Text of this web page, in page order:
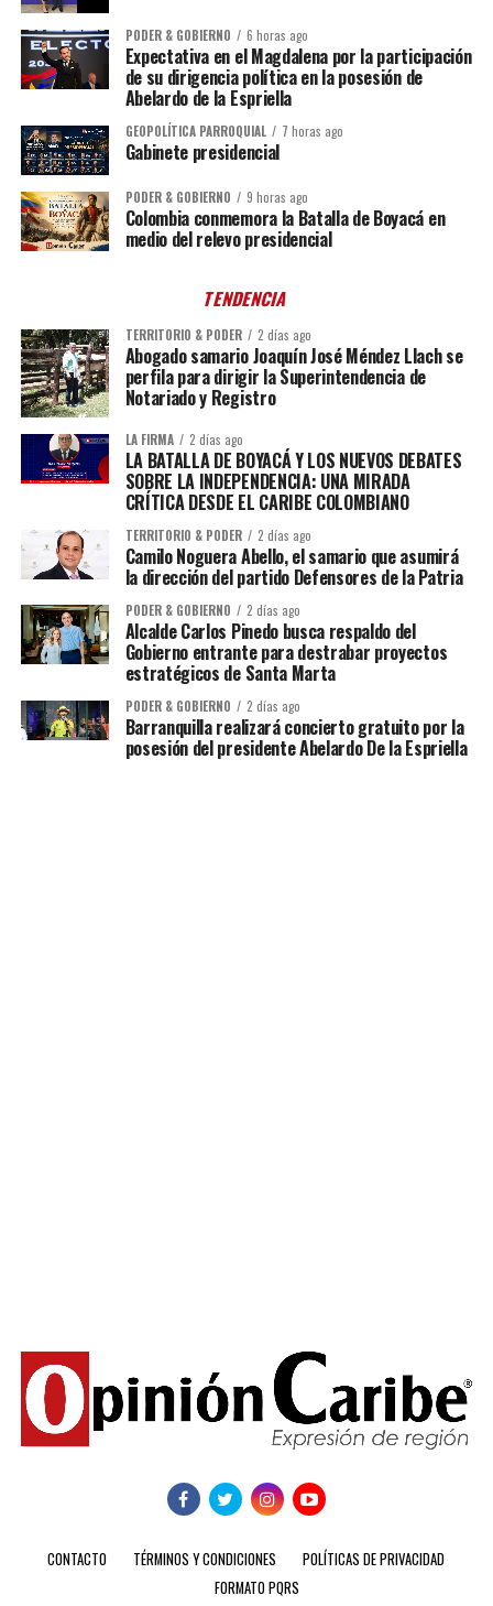
PODER & GOBIERNO 6 horas ago
Expectativa en el Magdalena por la participación
de su dirigencia política en la posesión de
Abelardo de la Espriella
GEOPOLÍTICA PARROQUIAL 7 horas ago
Gabinete presidencial
PODER & GOBIERNO 9 horas ago
Colombia conmemora la Batalla de Boyacá en
medio del relevo presidencial
TENDENCIA
TERRITORIO & PODER 2 días ago
Abogado samario Joaquín José Méndez Llach se
perfila para dirigir la Superintendencia de
Notariado y Registro
LA FIRMA 2 días ago
LA BATALLA DE BOYACÁ Y LOS NUEVOS DEBATES
SOBRE LA INDEPENDENCIA: UNA MIRADA
CRÍTICA DESDE EL CARIBE COLOMBIANO
TERRITORIO & PODER 2 días ago
Camilo Noguera Abello, el samario que asumirá
la dirección del partido Defensores de la Patria
PODER & GOBIERNO 2 días ago
Alcalde Carlos Pinedo busca respaldo del
Gobierno entrante para destrabar proyectos
estratégicos de Santa Marta
PODER & GOBIERNO 2 días ago
Barranquilla realizará concierto gratuito por la
posesión del presidente Abelardo De la Espriella
CONTACTO TÉRMINOS Y CONDICIONES
POLÍTICAS DE PRIVACIDAD
FORMATO PQRS